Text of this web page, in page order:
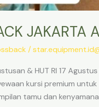
JAKARTA
/
& HUT RI 17
kursi premium
tamu dan